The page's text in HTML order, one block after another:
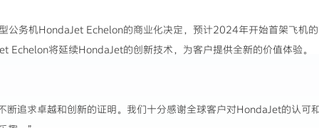
公务机HondaJet Echelon的商业化决定，预计2024年开始首架飞机
Echelon将延续HondaJet的创新技术，为客户提供全新的价值体验。
追求卓越和创新的证明。我们十分感谢全球客户对HondaJet的认可